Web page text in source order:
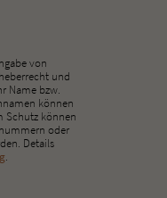
von
und
Name bzw.
können
Schutz können
oder
Details
.